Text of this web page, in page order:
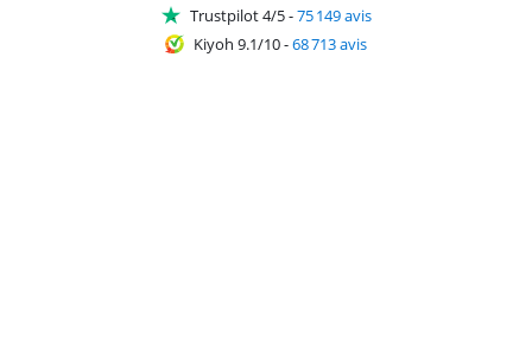
Trustpilot 4/5-75 149 avis
Kiyoh 9.1/10-68 713 avis